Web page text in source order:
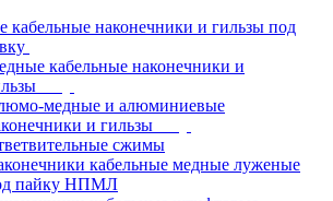
кабельные наконечники и гильзы под
кабельные наконечники и
медные и алюминиевые
и гильзы
сжимы
кабельные медные луженые
пайку НПМЛ